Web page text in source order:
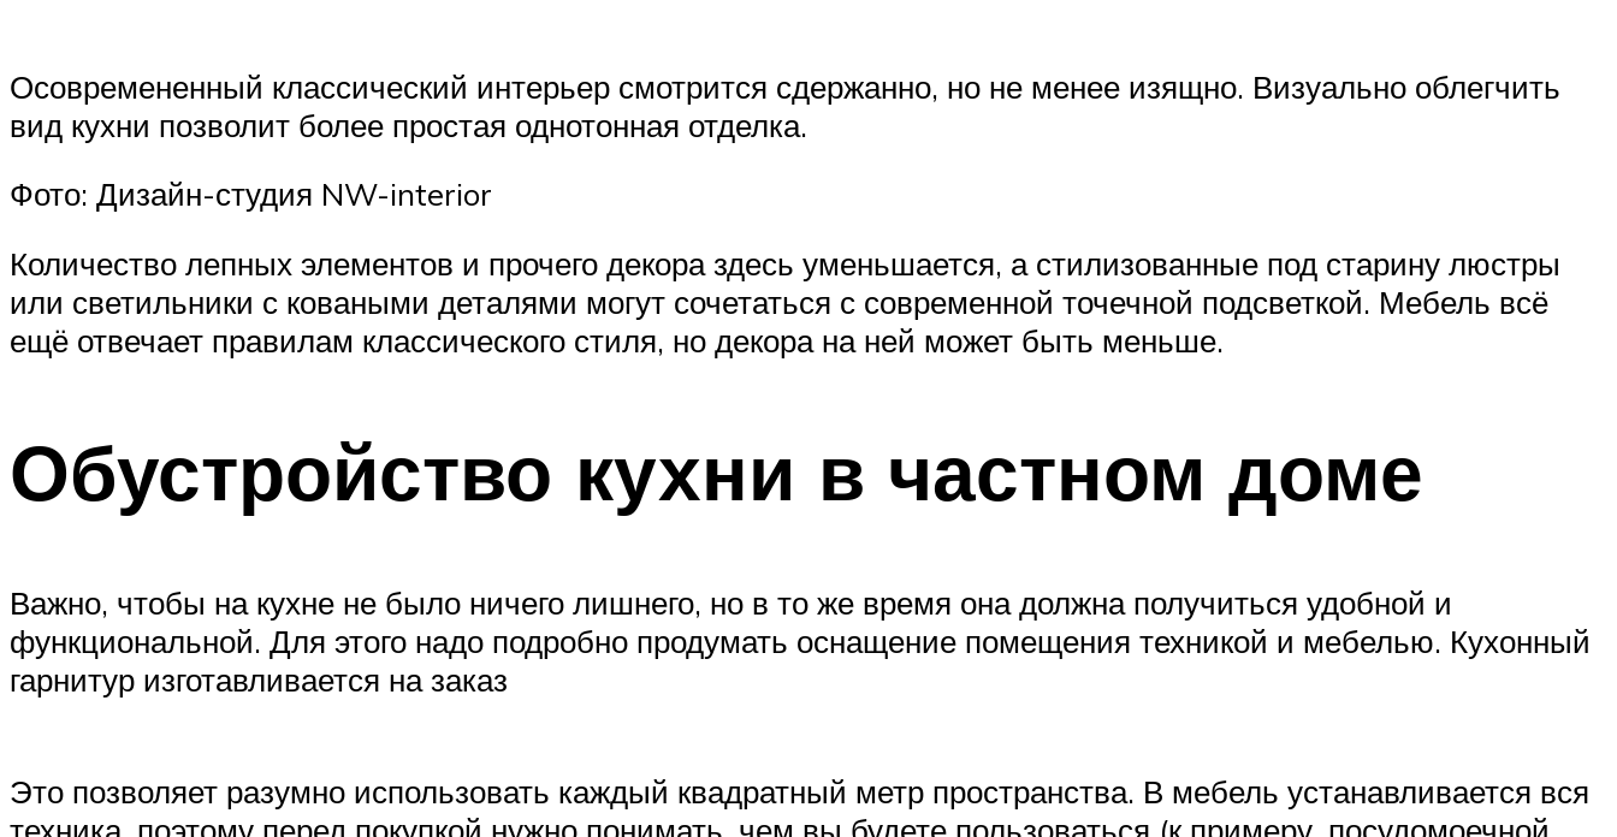
Осовремененный классический интерьер смотрится сдержанно, но не менее изящно. Визуально облегчить
вид кухни позволит более простая однотонная отделка.
Фото: Дизайн-студия NW-interior
Количество лепных элементов и прочего декора здесь уменьшается, а стилизованные под старину люстры
или светильники с коваными деталями могут сочетаться с современной точечной подсветкой. Мебель всё
ещё отвечает правилам классического стиля, но декора на ней может быть меньше.
Обустройство кухни в частном доме
Важно, чтобы на кухне не было ничего лишнего, но в то же время она должна получиться удобной и
функциональной. Для этого надо подробно продумать оснащение помещения техникой и мебелью. Кухонный
гарнитур изготавливается на заказ
Это позволяет разумно использовать каждый квадратный метр пространства. В мебель устанавливается вся